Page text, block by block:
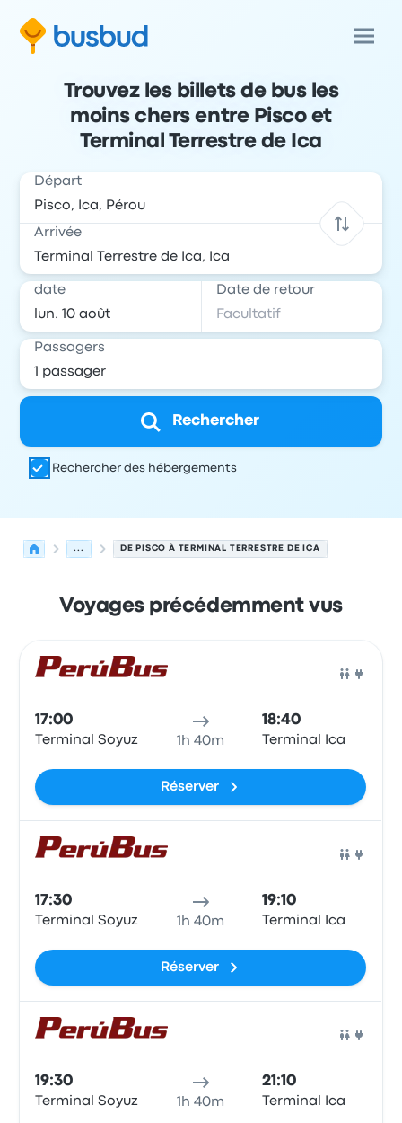
Trouvez les billets de bus les
moins chers entre Pisco et
Terminal Terrestre de Ica
Départ
Arrivée
date Date de retour
Passagers
Rechercher
Rechercher des hébergements
... DE PISCO À TERMINAL TERRESTRE DE ICA
Voyages précédemment vus
17:00
Terminal Soyuz 1h 40m
18:40
Terminal Ica
Réserver
17:30
Terminal Soyuz 1h 40m
19:10
Terminal Ica
Réserver
19:30
Terminal Soyuz 1h 40m
21:10
Terminal Ica